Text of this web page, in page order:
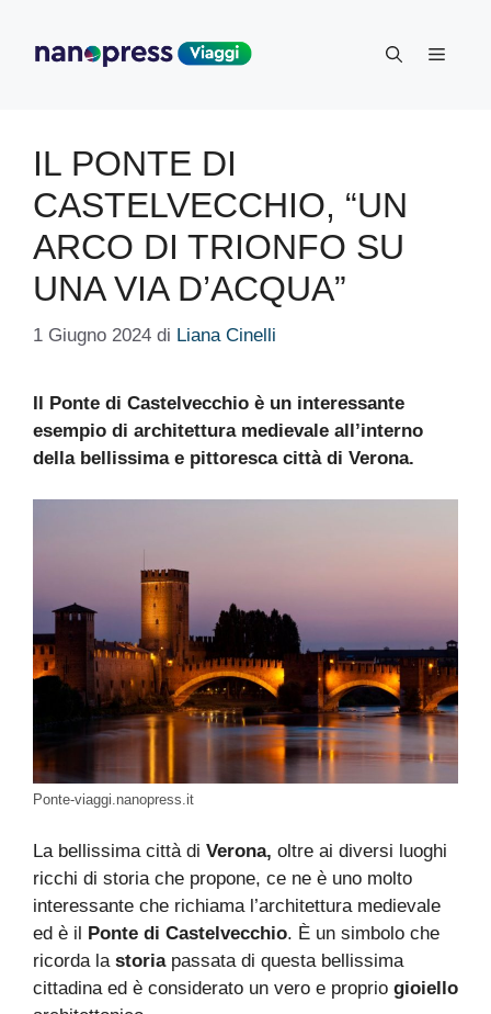
contenuto
Menu
IL PONTE DI
CASTELVECCHIO, “UN
ARCO DI TRIONFO SU
UNA VIA D’ACQUA”
1 Giugno 2024 di Liana Cinelli
Il Ponte di Castelvecchio è un interessante
esempio di architettura medievale all’interno
della bellissima e pittoresca città di Verona.
Ponte-viaggi.nanopress.it
La bellissima città di Verona, oltre ai diversi luoghi
ricchi di storia che propone, ce ne è uno molto
interessante che richiama l’architettura medievale
ed è il
Ponte di Castelvecchio. È un simbolo che
ricorda la storiapassata di questa bellissima
cittadina ed è considerato un vero e proprio gioiello